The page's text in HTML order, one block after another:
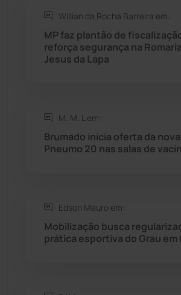
Rio do Antônio
Rio do Pires
Seabra
Sudoeste Baiano
Willian da Rocha Barreira em:
MP faz plantão de
reforça segurança na
Jesus da Lapa
M. M. L em:
Brumado inicia oferta da
Pneumo 20 nas salas de
Edson Mauro em:
Mobilização busca
prática esportiva do Grau em